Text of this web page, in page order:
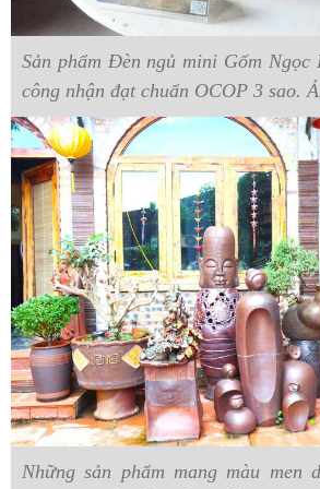
Sản phẩm Đèn ngủ mini Gốm Ngọc
công nhận đạt chuẩn OCOP 3 sao.
Những sản phẩm mang màu men